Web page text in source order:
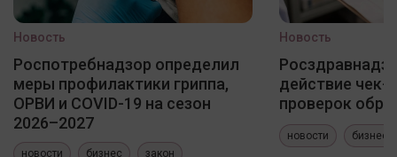
Новость
Роспотребнадзор определил
меры профилактики гриппа,
ОРВИ и COVID-19 на сезон
2026–2027
новости бизнес закон
Новость
действие чек-
проверок
новости бизнес